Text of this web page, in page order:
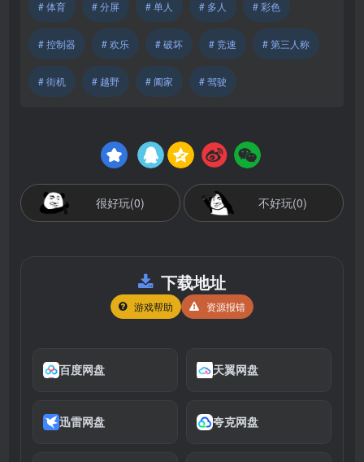
# 体育 # 分屏 # 单人 # 多人 # 彩色
# 控制器 # 欢乐 # 破坏 # 竞速 # 第三人称
# 街机 # 越野 # 阖家 # 驾驶
很好玩(0) 不好玩(0)
下载地址
游戏帮助 资源报错
百度网盘 天翼网盘
迅雷网盘 夸克网盘